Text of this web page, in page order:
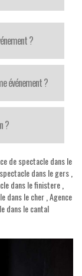
?
événement ?
?
de spectacle dans le
dans le gers
dans le finistere
dans le cher, Agence
dans le cantal